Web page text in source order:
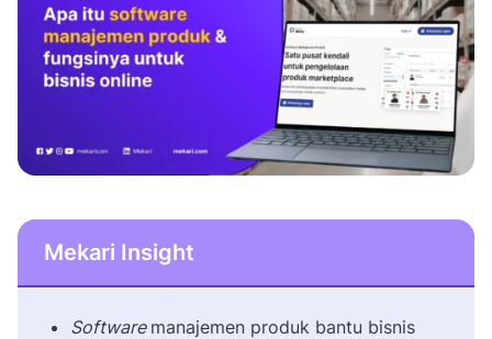
Mekari Insight
Software manajemen produk bantu bisnis